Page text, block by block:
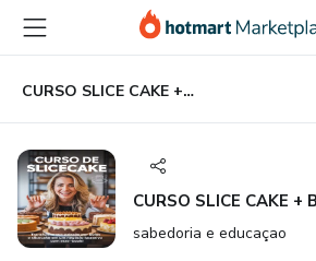
para
conteúdo
principal
para
pagamento
para
rodapé
CURSO SLICE CAKE + BÔNUS
CURSO SLICE CAKE +
sabedoria e educaçao